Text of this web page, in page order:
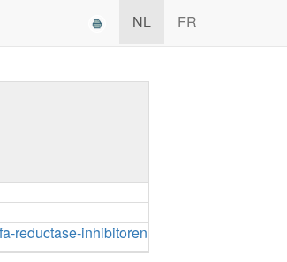
NL FR
reductase-inhibitoren